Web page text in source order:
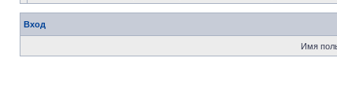
Вход
Имя